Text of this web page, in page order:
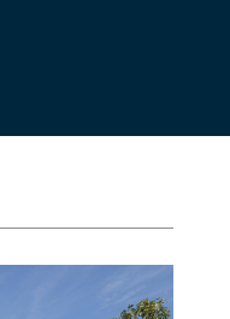
0,71
61,86 %